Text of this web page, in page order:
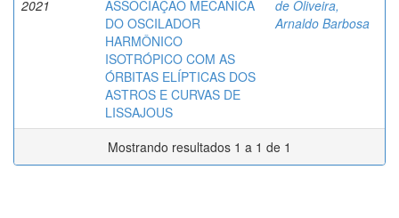
2021
ASSOCIAÇÃO MECÂNICA
DO OSCILADOR
HARMÔNICO
ISOTRÓPICO COM AS
ÓRBITAS ELÍPTICAS DOS
ASTROS E CURVAS DE
LISSAJOUS
de Oliveira,
Arnaldo Barbosa
Mostrando resultados 1 a 1 de 1